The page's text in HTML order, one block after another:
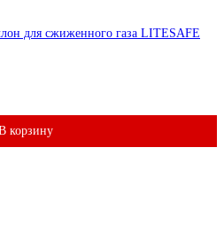
для сжиженного газа LITESAFE
корзину